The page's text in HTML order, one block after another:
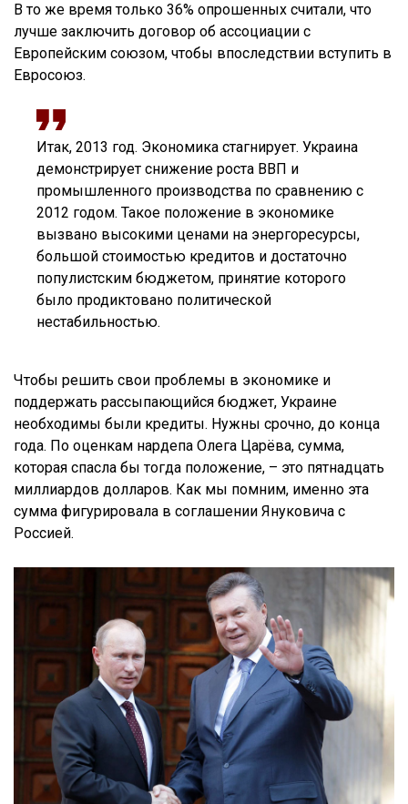
В то же время только 36% опрошенных считали, что
лучше заключить договор об ассоциации с
Европейским союзом, чтобы впоследствии вступить в
Евросоюз.
Итак, 2013 год. Экономика стагнирует. Украина
демонстрирует снижение роста ВВП и
промышленного производства по сравнению с
2012 годом. Такое положение в экономике
вызвано высокими ценами на энергоресурсы,
большой стоимостью кредитов и достаточно
популистским бюджетом, принятие которого
было продиктовано политической
нестабильностью.
Чтобы решить свои проблемы в экономике и
поддержать рассыпающийся бюджет, Украине
необходимы были кредиты. Нужны срочно, до конца
года. По оценкам нардепа Олега Царёва, сумма,
которая спасла бы тогда положение, – это пятнадцать
миллиардов долларов. Как мы помним, именно эта
сумма фигурировала в соглашении Януковича с
Россией.